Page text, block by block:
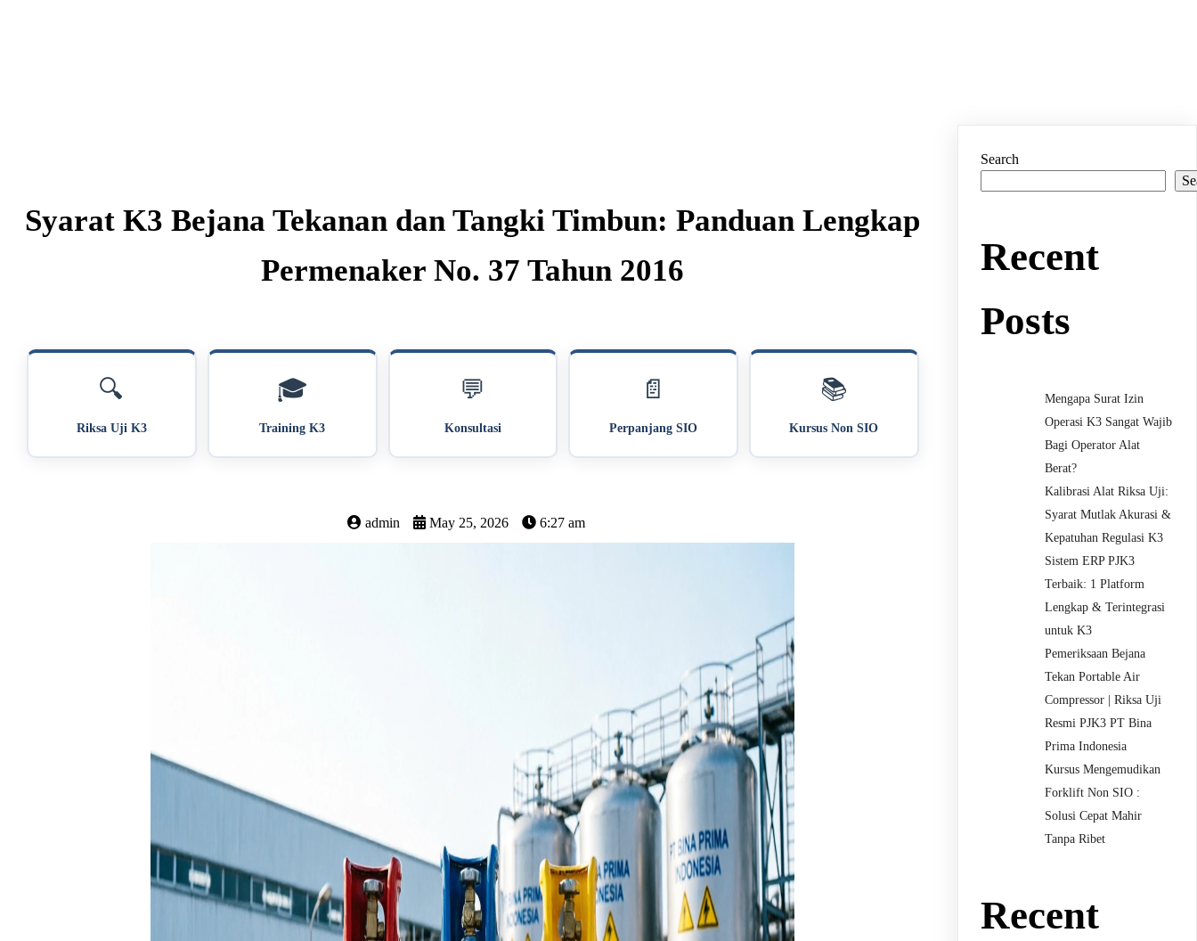
Syarat K3 Bejana Tekanan dan Tangki Timbun: Panduan Lengkap
Permenaker No. 37 Tahun 2016
🔍
Riksa Uji K3
🎓
Training K3
💬
Konsultasi
📄
Perpanjang SIO
📚
Kursus Non SIO
admin May 25, 2026 6:27 am
Search
Recent
Posts
Mengapa Surat Izin
Operasi K3 Sangat Wajib
Bagi Operator Alat
Berat?
Kalibrasi Alat Riksa Uji:
Syarat Mutlak Akurasi &
Kepatuhan Regulasi K3
Sistem ERP PJK3
Terbaik: 1 Platform
Lengkap & Terintegrasi
untuk K3
Pemeriksaan Bejana
Tekan Portable Air
Compressor | Riksa Uji
Resmi PJK3 PT Bina
Prima Indonesia
Kursus Mengemudikan
Forklift Non SIO :
Solusi Cepat Mahir
Tanpa Ribet
Recent